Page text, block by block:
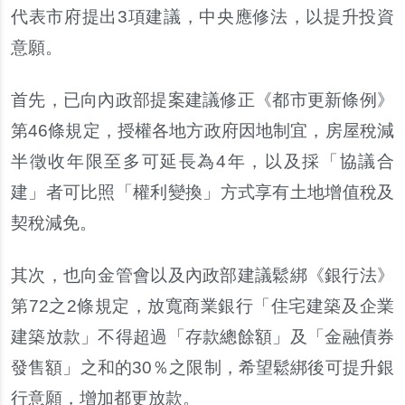
代表市府提出 3項建議 ， 中央應修法 ， 以提升投資
意願。
首先 ， 已向內政部提案建議修正 《都市更新條例 》
第46條規定 ， 授權各地方政府因地制宜 ， 房屋稅減
半徵收年限至多可延長為4年 ， 以及採 「 協議合
建 」 者可比照 「權利變換 」 方式享有土地增值稅及
契稅減免。
其次 ， 也向金管會以及內政部建議鬆綁《銀行法》
第72之 2條規定 ， 放寬商業銀行 「 住宅建築及企業
建築放款 」不得超過 「 存款總餘額 」 及 「金融債券
發售額 」 之和的30％ 之限制 ， 希望鬆綁後可提升銀
行意願 ， 增加都更放款。